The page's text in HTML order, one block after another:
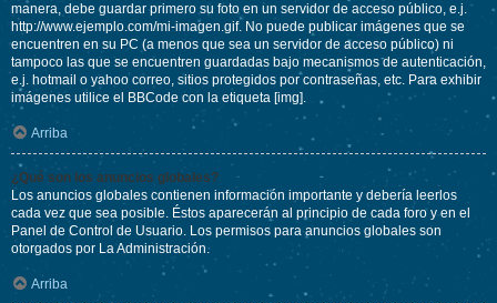
manera, debe guardar primero su foto en un servidor de acceso público, e.j.
http://www.ejemplo.com/mi-imagen.gif. No puede publicar imágenes que se
encuentren en su PC (a menos que sea un servidor de acceso público) ni
tampoco las que se encuentren guardadas bajo mecanismos de autenticación,
e.j. hotmail o yahoo correo, sitios protegidos por contraseñas, etc. Para exhibir
imágenes utilice el BBCode con la etiqueta [img].
Arriba
¿Qué son los anuncios globales?
Los anuncios globales contienen información importante y debería leerlos
cada vez que sea posible. Éstos aparecerán al principio de cada foro y en el
Panel de Control de Usuario. Los permisos para anuncios globales son
otorgados por La Administración.
Arriba